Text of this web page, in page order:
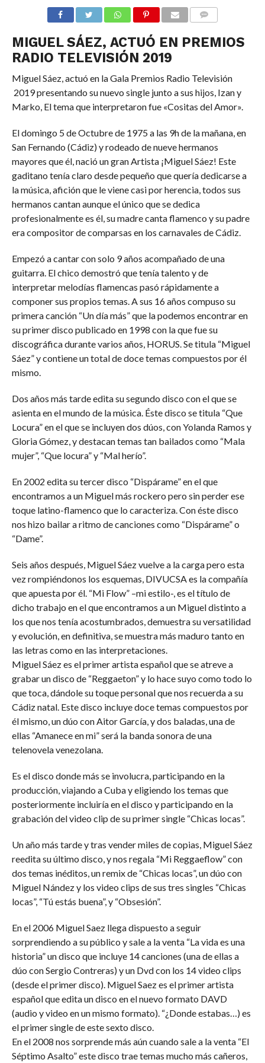
MIGUEL SÁEZ, ACTUÓ EN PREMIOS
RADIO TELEVISIÓN 2019
Miguel Sáez, actuó en la Gala Premios Radio Televisión
2019 presentando su nuevo single junto a sus hijos, Izan y
Marko, El tema que interpretaron fue «Cositas del Amor».
El domingo 5 de Octubre de 1975 a las 9h de la mañana, en
San Fernando (Cádiz) y rodeado de nueve hermanos
mayores que él, nació un gran Artista ¡Miguel Sáez! Este
gaditano tenía claro desde pequeño que quería dedicarse a
la música, afición que le viene casi por herencia, todos sus
hermanos cantan aunque el único que se dedica
profesionalmente es él, su madre canta flamenco y su padre
era compositor de comparsas en los carnavales de Cádiz.
Empezó a cantar con solo 9 años acompañado de una
guitarra. El chico demostró que tenía talento y de
interpretar melodías flamencas pasó rápidamente a
componer sus propios temas. A sus 16 años compuso su
primera canción “Un día más” que la podemos encontrar en
su primer disco publicado en 1998 con la que fue su
discográfica durante varios años, HORUS. Se titula “Miguel
Sáez” y contiene un total de doce temas compuestos por él
mismo.
Dos años más tarde edita su segundo disco con el que se
asienta en el mundo de la música. Éste disco se titula “Que
Locura” en el que se incluyen dos dúos, con Yolanda Ramos y
Gloria Gómez, y destacan temas tan bailados como “Mala
mujer”, “Que locura” y “Mal herío”.
En 2002 edita su tercer disco “Dispárame” en el que
encontramos a un Miguel más rockero pero sin perder ese
toque latino-flamenco que lo caracteriza. Con éste disco
nos hizo bailar a ritmo de canciones como “Dispárame” o
“Dame”.
Seis años después, Miguel Sáez vuelve a la carga pero esta
vez rompiéndonos los esquemas, DIVUCSA es la compañía
que apuesta por él. “Mi Flow” –mi estilo-, es el título de
dicho trabajo en el que encontramos a un Miguel distinto a
los que nos tenía acostumbrados, demuestra su versatilidad
y evolución, en definitiva, se muestra más maduro tanto en
las letras como en las interpretaciones.
Miguel Sáez es el primer artista español que se atreve a
grabar un disco de “Reggaeton” y lo hace suyo como todo lo
que toca, dándole su toque personal que nos recuerda a su
Cádiz natal. Este disco incluye doce temas compuestos por
él mismo, un dúo con Aitor García, y dos baladas, una de
ellas “Amanece en mi” será la banda sonora de una
telenovela venezolana.
Es el disco donde más se involucra, participando en la
producción, viajando a Cuba y eligiendo los temas que
posteriormente incluiría en el disco y participando en la
grabación del video clip de su primer single “Chicas locas”.
Un año más tarde y tras vender miles de copias, Miguel Sáez
reedita su último disco, y nos regala “Mi Reggaeflow” con
dos temas inéditos, un remix de “Chicas locas”, un dúo con
Miguel Nández y los video clips de sus tres singles “Chicas
locas”, “Tú estás buena”, y “Obsesión”.
En el 2006 Miguel Saez llega dispuesto a seguir
sorprendiendo a su público y sale a la venta “La vida es una
historia” un disco que incluye 14 canciones (una de ellas a
dúo con Sergio Contreras) y un Dvd con los 14 video clips
(desde el primer disco). Miguel Saez es el primer artista
español que edita un disco en el nuevo formato DAVD
(audio y video en un mismo formato). “¿Donde estabas…) es
el primer single de este sexto disco.
En el 2008 nos sorprende más aún cuando sale a la venta “El
Séptimo Asalto” este disco trae temas mucho más cañeros,